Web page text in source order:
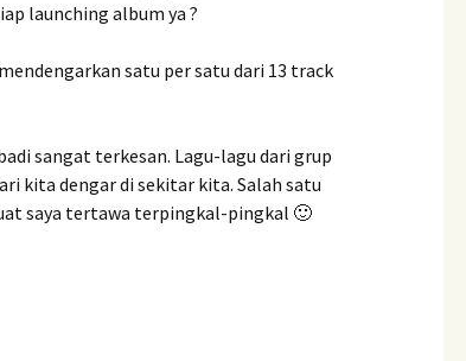
launching album ya ?
satu per satu dari 13 track
sangat terkesan. Lagu-lagu dari grup
kita dengar di sekitar kita. Salah satu
saya tertawa terpingkal-pingkal 🙂